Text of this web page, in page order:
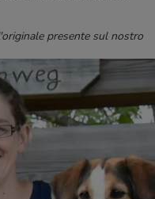
presente sul nostro